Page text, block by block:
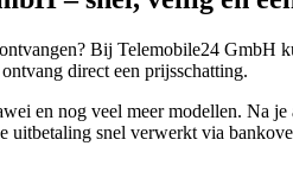
Bij Telemobile24 GmbH
direct een prijsschatting.
en nog veel meer modellen. Na
uitbetaling snel verwerkt via